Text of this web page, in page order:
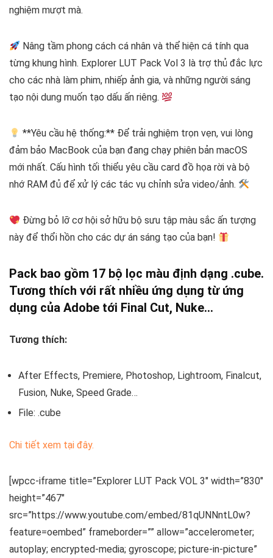
nghiệm mượt mà.
Nâng tầm phong cách cá nhân và thể hiện cá tính qua
từng khung hình. Explorer LUT Pack Vol 3 là trợ thủ đắc lực
cho các nhà làm phim, nhiếp ảnh gia, và những người sáng
tạo nội dung muốn tạo dấu ấn riêng.
**Yêu cầu hệ thống:** Để trải nghiệm trọn vẹn, vui lòng
đảm bảo MacBook của bạn đang chạy phiên bản macOS
mới nhất. Cấu hình tối thiểu yêu cầu card đồ họa rời và bộ
nhớ RAM đủ để xử lý các tác vụ chỉnh sửa video/ảnh.
Đừng bỏ lỡ cơ hội sở hữu bộ sưu tập màu sắc ấn tượng
này để thổi hồn cho các dự án sáng tạo của bạn!
Pack bao gồm 17 bộ lọc màu định dạng .cube.
Tương thích với rất nhiều ứng dụng từ ứng
dụng của Adobe tới Final Cut, Nuke…
Tương thích:
After Effects, Premiere, Photoshop, Lightroom, Finalcut,
Fusion, Nuke, Speed Grade…
File: .cube
Chi tiết xem tại đây.
[wpcc-iframe title=”Explorer LUT Pack VOL 3″ width=”830″
height=”467″
src=”https://www.youtube.com/embed/81qUNNntL0w?
feature=oembed” frameborder=”” allow=”accelerometer;
autoplay; encrypted-media; gyroscope; picture-in-picture”